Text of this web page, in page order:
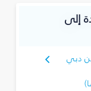
إلى
دبي